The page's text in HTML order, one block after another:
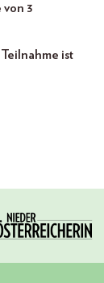
3
ist